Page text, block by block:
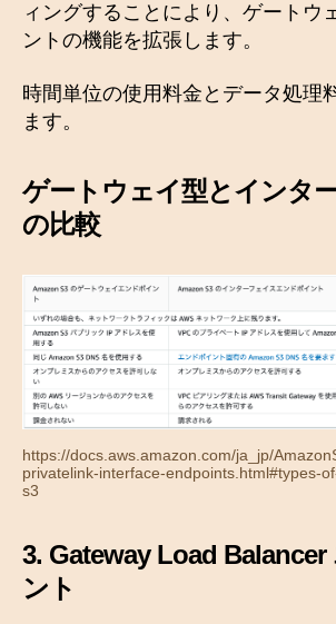
ィングすることにより、ゲートウ
ントの機能を拡張します。
時間単位の使用料金とデータ処理
ます。
ゲートウェイ型とインタ
の比較
https://docs.aws.amazon.com/ja_jp/
privatelink-interface-endpoints.html#types-
s3
3. Gateway Load Balancer
ント